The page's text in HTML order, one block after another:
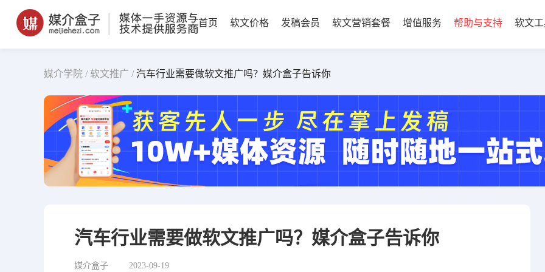
首页 软文价格 发稿会员 软文营销套餐 增值服务 帮助与支持 软文
媒介学院 / 软文推广 /汽车行业需要做软文推广吗？媒介盒子告诉你
汽车行业需要做软文推广吗？媒介盒子告诉你
媒介盒子 2023-09-19